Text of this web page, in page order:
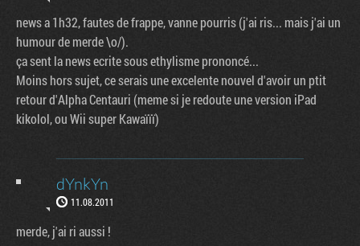
news a 1h32, fautes de frappe, vanne pourris (j'ai ris... mais j'ai un
humour de merde \o/).
ça sent la news ecrite sous ethylisme prononcé...
Moins hors sujet, ce serais une excelente nouvel d'avoir un ptit
retour d'Alpha Centauri (meme si je redoute une version iPad
kikolol, ou Wii super Kawaïïï)
dYnkYn
11.08.2011
merde, j'ai ri aussi !